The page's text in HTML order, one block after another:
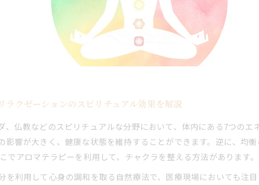
ラクゼーションのスピリチュアル効果を解説
、仏教などのスピリチュアルな分野において、体内にある7つのエ
影響が大きく、健康な状態を維持することができます。逆に、均
でアロマテラピーを利用して、チャクラを整える方法があります。
利用して心身の調和を取る自然療法で、医療現場においても注